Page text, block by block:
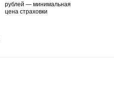
рублей — минимальная
цена страховки